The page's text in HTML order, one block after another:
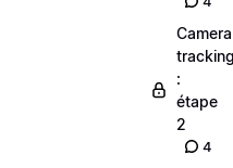
Camera
:
étape
2
4